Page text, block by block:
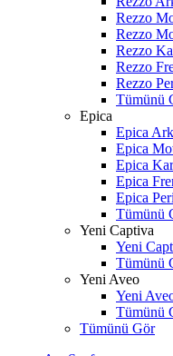
Rezzo
Rezzo
Rezzo
Rezzo
Rezzo
Tümünü
Epica
Epica
Epica
Epica
Epica
Epica
Tümünü
Yeni Captiva
Yeni
Tümünü
Yeni Aveo
Yeni
Tümünü
Tümünü Gör